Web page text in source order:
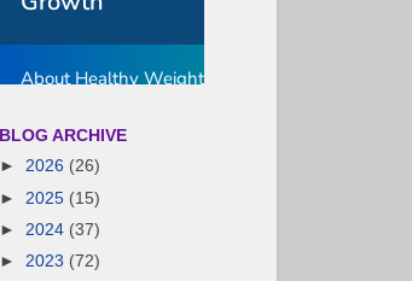
BLOG ARCHIVE
► 2026 (26)
► 2025 (15)
► 2024 (37)
► 2023 (72)